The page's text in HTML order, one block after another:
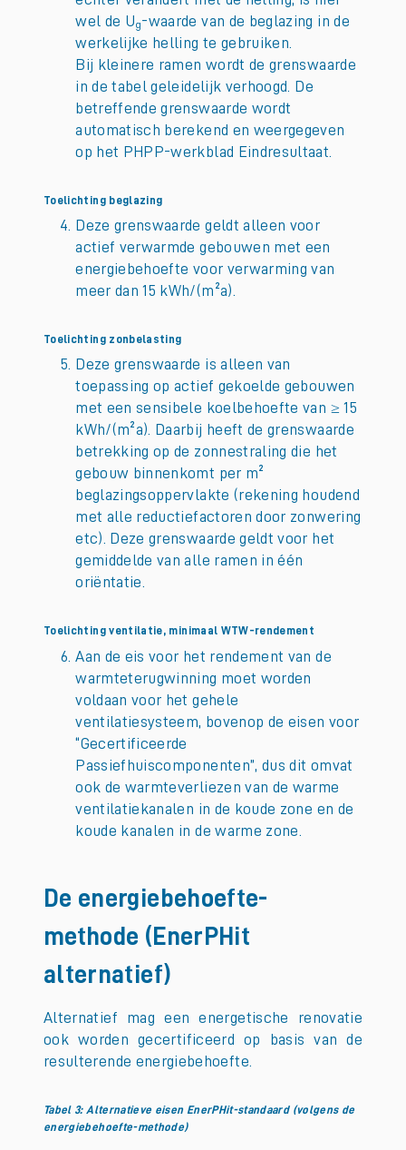
wel de Ug-waarde van de beglazing in de
werkelijke helling te gebruiken.
Bij kleinere ramen wordt de grenswaarde
in de tabel geleidelijk verhoogd. De
betreffende grenswaarde wordt
automatisch berekend en weergegeven
op het PHPP-werkblad Eindresultaat.
Toelichting beglazing
Deze grenswaarde geldt alleen voor
actief verwarmde gebouwen met een
energiebehoefte voor verwarming van
meer dan 15 kWh/(m²a).
Toelichting zonbelasting
Deze grenswaarde is alleen van
toepassing op actief gekoelde gebouwen
met een sensibele koelbehoefte van ≥ 15
kWh/(m²a). Daarbij heeft de grenswaarde
betrekking op de zonnestraling die het
gebouw binnenkomt per m²
beglazingsoppervlakte (rekening houdend
met alle reductiefactoren door zonwering
etc). Deze grenswaarde geldt voor het
gemiddelde van alle ramen in één
oriëntatie.
Toelichting ventilatie, minimaal WTW-rendement
Aan de eis voor het rendement van de
warmteterugwinning moet worden
voldaan voor het gehele
ventilatiesysteem, bovenop de eisen voor
“Gecertificeerde
Passiefhuiscomponenten”, dus dit omvat
ook de warmteverliezen van de warme
ventilatiekanalen in de koude zone en de
koude kanalen in de warme zone.
De energiebehoefte-
methode (EnerPHit
alternatief)
Alternatief mag een energetische renovatie
ook worden gecertificeerd op basis van de
resulterende energiebehoefte.
Tabel 3: Alternatieve eisen EnerPHit-standaard (volgens de
energiebehoefte-methode)